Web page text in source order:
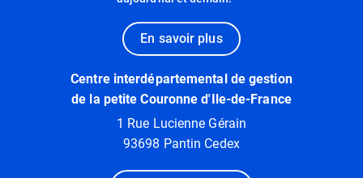
En savoir plus
Centre interdépartemental de gestion
de la petite Couronne d'Ile-de-France
1 Rue Lucienne Gérain
93698 Pantin Cedex